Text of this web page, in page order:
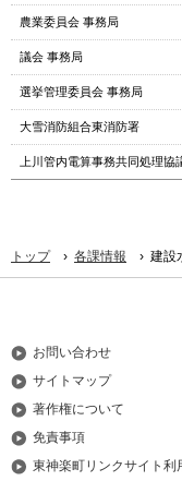
農業委員会 事務局
議会 事務局
選挙管理委員会 事務局
大雪消防組合東消防署
上川管内電算事務共同処理協
トップ › 各課情報 › 建設
お問い合わせ
サイトマップ
著作権について
免責事項
東神楽町リンクサイト利